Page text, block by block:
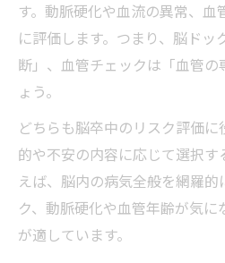
す。動脈硬化や血流の異常、
に評価します。つまり、脳ド
断」、血管チェックは「血管
ょう。
どちらも脳卒中のリスク評価
的や不安の内容に応じて選択す
えば、脳内の病気全般を網羅
ク、動脈硬化や血管年齢が気
が適しています。